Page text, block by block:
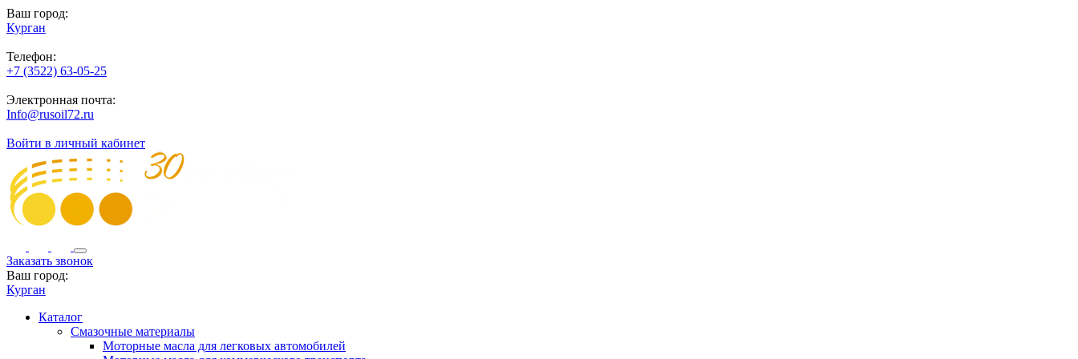
Ваш город:
Курган
Телефон:
+7 (3522) 63-05-25
Электронная почта:
Info@rusoil72.ru
Войти в личный кабинет
Заказать звонок
Ваш город:
Курган
Каталог
Смазочные материалы
Моторные масла для легковых автомобилей